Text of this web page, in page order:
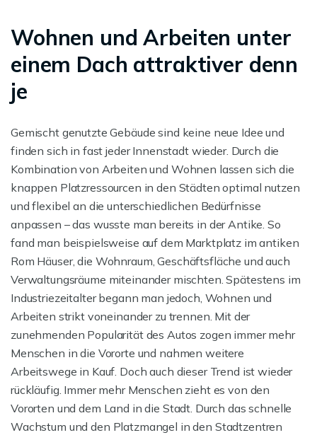
Wohnen und Arbeiten unter
einem Dach attraktiver denn
je
Gemischt genutzte Gebäude sind keine neue Idee und
finden sich in fast jeder Innenstadt wieder. Durch die
Kombination von Arbeiten und Wohnen lassen sich die
knappen Platzressourcen in den Städten optimal nutzen
und flexibel an die unterschiedlichen Bedürfnisse
anpassen – das wusste man bereits in der Antike. So
fand man beispielsweise auf dem Marktplatz im antiken
Rom Häuser, die Wohnraum, Geschäftsfläche und auch
Verwaltungsräume miteinander mischten. Spätestens im
Industriezeitalter begann man jedoch, Wohnen und
Arbeiten strikt voneinander zu trennen. Mit der
zunehmenden Popularität des Autos zogen immer mehr
Menschen in die Vororte und nahmen weitere
Arbeitswege in Kauf. Doch auch dieser Trend ist wieder
rückläufig. Immer mehr Menschen zieht es von den
Vororten und dem Land in die Stadt. Durch das schnelle
Wachstum und den Platzmangel in den Stadtzentren